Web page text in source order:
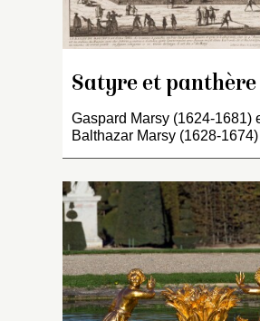
Satyre et panthère
Gaspard Marsy (1624-1681)
Balthazar Marsy (1628-1674)